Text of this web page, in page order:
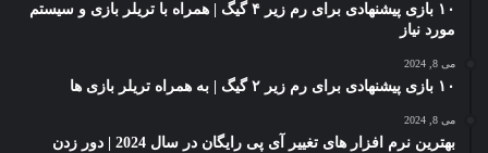
۱۰ بازی پیشنهادی برای رم زیر ۴ گیگ | همراه با تریلر بازی و سیستم
مورد نیاز
می 8, 2024
۱۰ بازی پیشنهادی برای رم زیر ۲ گیگ | به همراه تریلر بازی ها
می 8, 2024
بهترین نرم افزار های تغییر آی پی رایگان در سال 2024 | دور زدن